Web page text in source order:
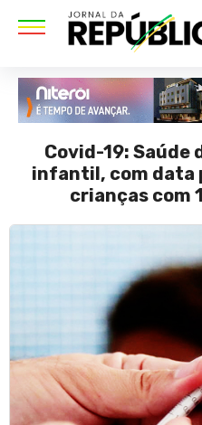
Covid-19: Saúde
infantil, com data
crianças com